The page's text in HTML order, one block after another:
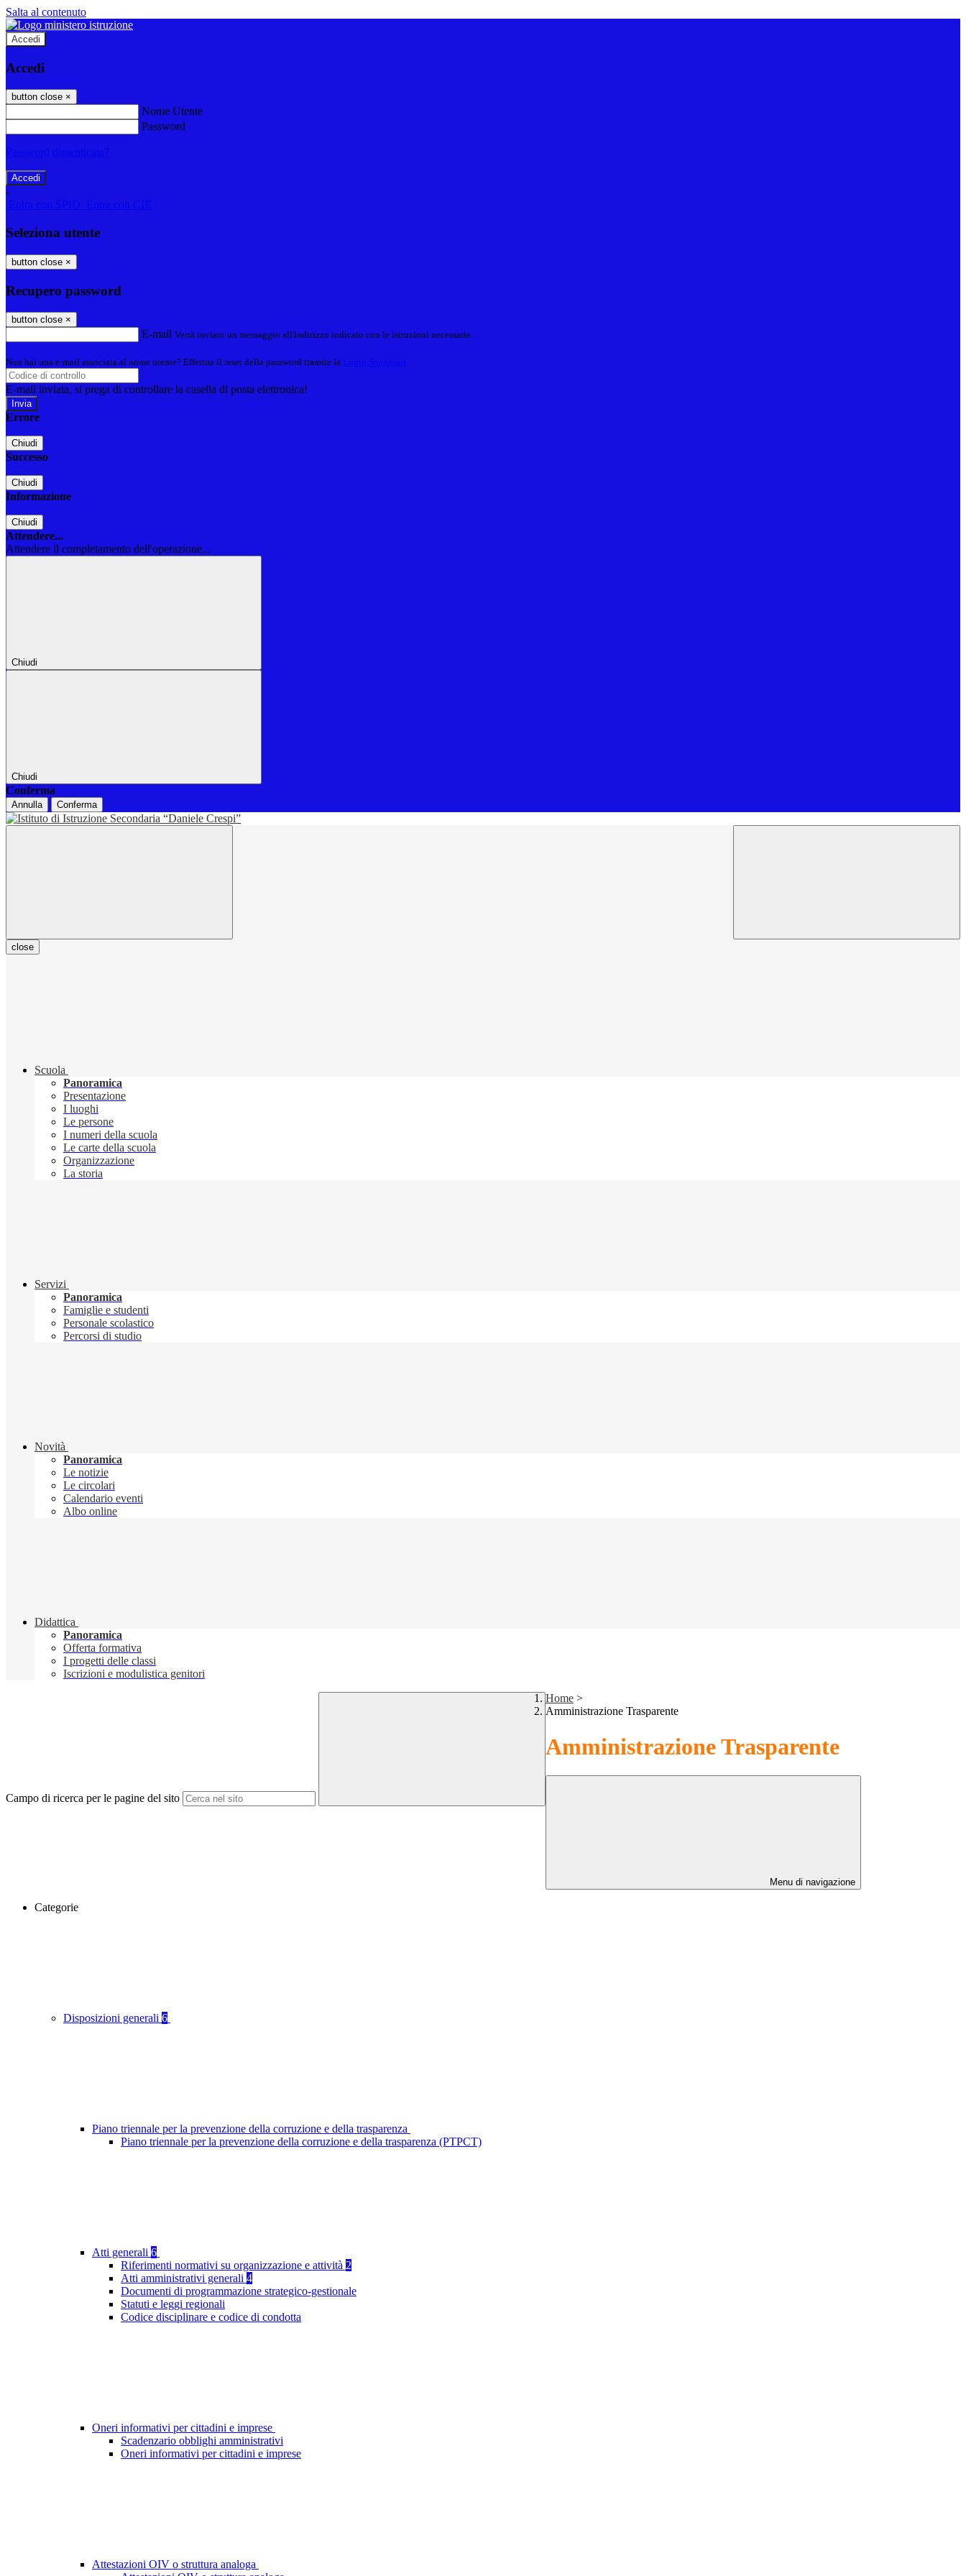
Salta al contenuto
Accedi
Accedi
button close ×
Nome Utente
Password
-
Seleziona utente
button close ×
Recupero password
button close ×
E-mail Verrà inviato un messaggio all'indirizzo indicato con le istruzioni necessarie.
Non hai una e-mail associata al nome utente? Effettua il reset della password tramite la
E-mail inviata, si prega di controllare la casella di posta elettronica!
Errore
Chiudi
Successo
Chiudi
Informazione
Chiudi
Attendere...
Attendere il completamento dell'operazione...
Chiudi
Chiudi
Conferma
Annulla Conferma
close
Scuola
Panoramica
Presentazione
I luoghi
Le persone
I numeri della scuola
Le carte della scuola
Organizzazione
La storia
Servizi
Panoramica
Famiglie e studenti
Personale scolastico
Percorsi di studio
Novità
Panoramica
Le notizie
Le circolari
Calendario eventi
Albo online
Didattica
Panoramica
Offerta formativa
I progetti delle classi
Iscrizioni e modulistica genitori
Campo di ricerca per le pagine del sito
Home >
Amministrazione Trasparente
Amministrazione Trasparente
Menu di navigazione
Categorie
Disposizioni generali 6
Piano triennale per la prevenzione della corruzione e della trasparenza
Piano triennale per la prevenzione della corruzione e della trasparenza (PTPCT)
Atti generali 6
Riferimenti normativi su organizzazione e attività 2
Atti amministrativi generali 4
Documenti di programmazione strategico-gestionale
Statuti e leggi regionali
Codice disciplinare e codice di condotta
Oneri informativi per cittadini e imprese
Scadenzario obblighi amministrativi
Oneri informativi per cittadini e imprese
Attestazioni OIV o struttura analoga